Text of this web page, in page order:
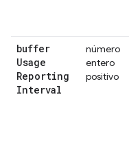
buffer
Usage
Reporting
Interval
número
entero
positivo